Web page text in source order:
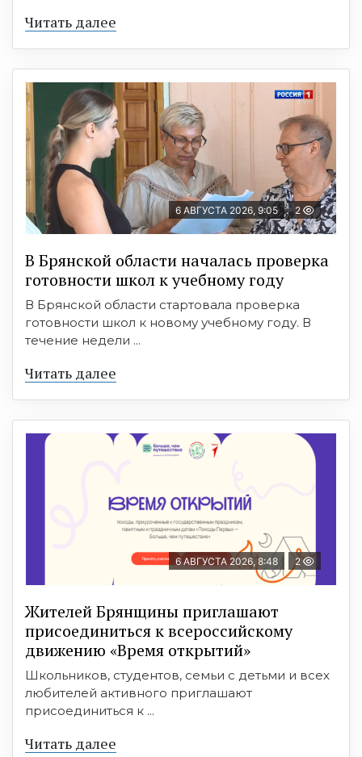
Читать далее
6 АВГУСТА 2026, 9:05 2
В Брянской области началась проверка
готовности школ к учебному году
В Брянской области стартовала проверка
готовности школ к новому учебному году. В
течение недели ...
Читать далее
6 АВГУСТА 2026, 8:48 2
Жителей Брянщины приглашают
присоединиться к всероссийскому
движению «Время открытий»
Школьников, студентов, семьи с детьми и всех
любителей активного приглашают
присоединиться к ...
Читать далее